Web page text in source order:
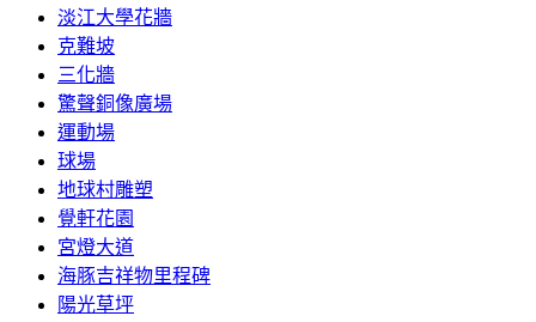
淡江大學花牆
克難坡
三化牆
驚聲銅像廣場
運動場
球場
地球村雕塑
覺軒花園
宮燈大道
海豚吉祥物里程碑
陽光草坪